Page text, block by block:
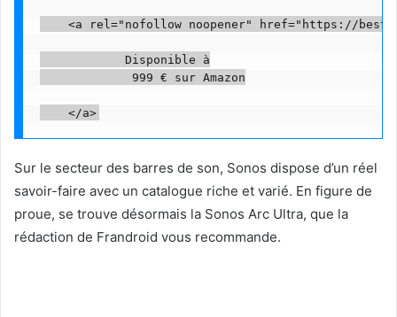
<a rel="nofollow noopener" href="https://
            Disponible à
             999 € sur Amazon
    </a>
Sur le secteur des barres de son, Sonos dispose d’un réel
savoir-faire avec un catalogue riche et varié. En figure de
proue, se trouve désormais la Sonos Arc Ultra, que la
rédaction de Frandroid vous recommande.